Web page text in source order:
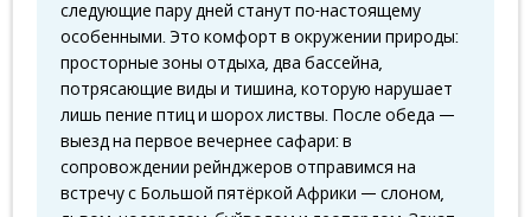
следующие пару дней станут по-настоящему
особенными. Это комфорт в окружении природы:
просторные зоны отдыха, два бассейна,
потрясающие виды и тишина, которую нарушает
лишь пение птиц и шорох листвы. После обеда —
выезд на первое вечернее сафари: в
сопровождении рейнджеров отправимся на
встречу с Большой пятёркой Африки — слоном,